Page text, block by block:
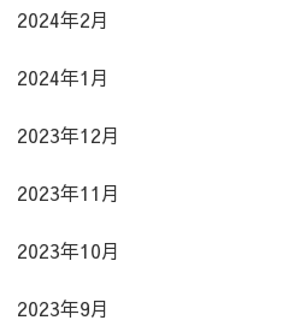
2024年2月
2024年1月
2023年12月
2023年11月
2023年10月
2023年9月